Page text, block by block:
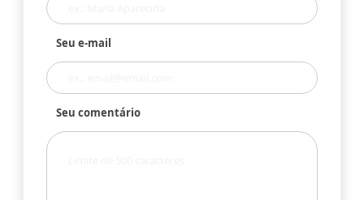
Seu e-mail
Seu comentário